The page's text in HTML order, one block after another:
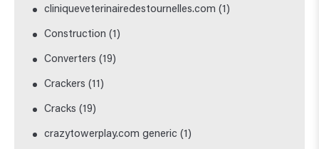
cliniqueveterinairedestournelles.com (1)
Construction (1)
Converters (19)
Crackers (11)
Cracks (19)
crazytowerplay.com generic (1)